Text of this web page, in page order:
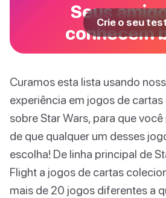
Seus
conhecem
Crie o seu
Curamos esta lista usando
experiência em jogos de
sobre Star Wars, para que
de que qualquer um desses
escolha! De linha principal de
Flight a jogos de cartas
mais de 20 jogos diferentes a